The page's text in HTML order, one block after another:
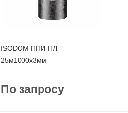
ISODOM ППИ-ПЛ
25м1000x3мм
По запросу